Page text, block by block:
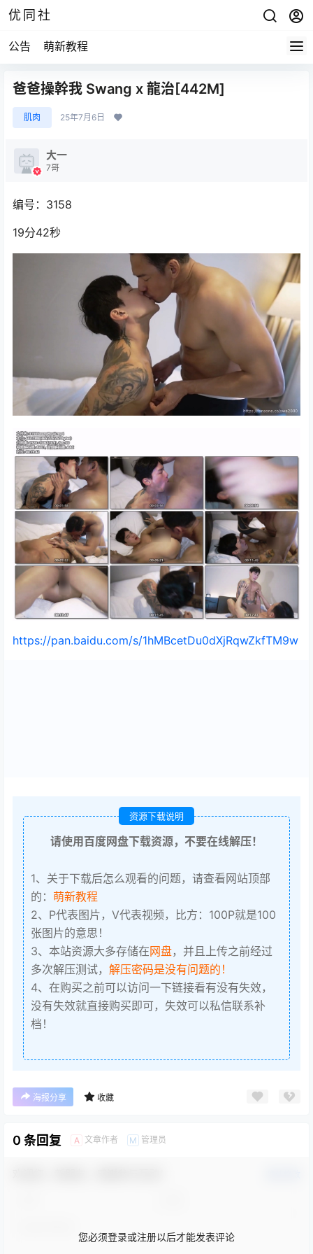
优同社
公告 萌新教程
爸爸操幹我 Swang x 龍治[442M]
肌肉 25年7月6日
大一
7哥
编号：3158
19分42秒
https://pan.baidu.com/s/1hMBcetDu0dXjRqwZkfTM9w
资源下载说明
请使用百度网盘下载资源，不要在线解压！
1、关于下载后怎么观看的问题，请查看网站顶部
的： 萌新教程
2、P代表图片，V代表视频，比方：100P就是100
张图片的意思！
3、本站资源大多存储在网盘，并且上传之前经过
多次解压测试， 解压密码是没有问题的！
4、在购买之前可以访问一下链接看有没有失效，
没有失效就直接购买即可，失效可以私信联系补
档！
海报分享 收藏
0 条回复 A 文章作者 M 管理员
您必须登录或注册以后才能发表评论